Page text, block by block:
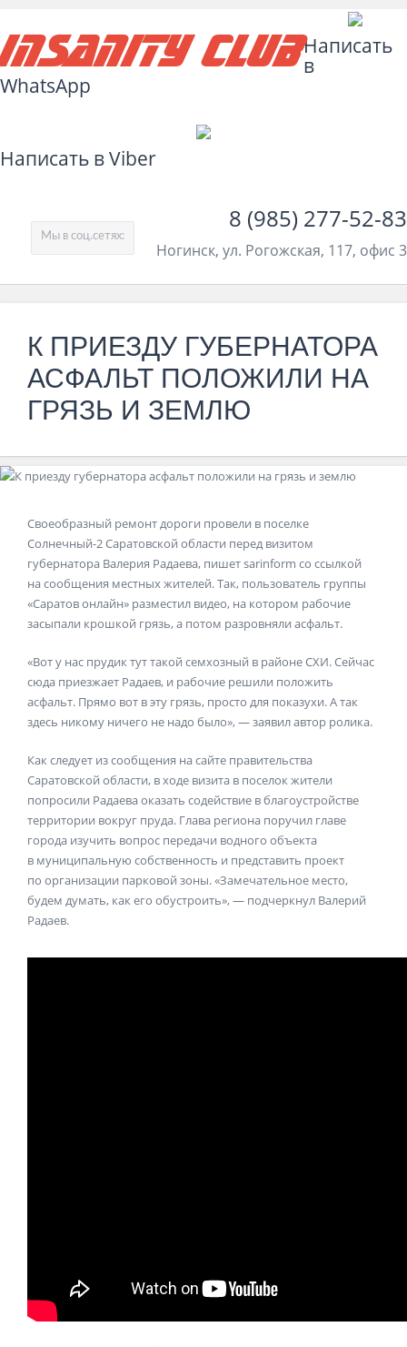
Insanity ClubНаписать
в
WhatsApp
Написать в Viber
8 (985) 277-52-83
Ногинск, ул. Рогожская, 117, офис 3
Мы в соц.сетях:
К ПРИЕЗДУ ГУБЕРНАТОРА
АСФАЛЬТ ПОЛОЖИЛИ НА
ГРЯЗЬ И ЗЕМЛЮ
Своеобразный ремонт дороги провели в поселке
Солнечный-2 Саратовской области перед визитом
губернатора Валерия Радаева, пишетsarinform со ссылкой
на сообщения местных жителей. Так, пользователь группы
«Саратов онлайн» разместил видео, на котором рабочие
засыпали крошкой грязь, а потом разровняли асфальт.
«Вот у нас прудик тут такой семхозный в районе СХИ. Сейчас
сюда приезжает Радаев, и рабочие решили положить
асфальт. Прямо вот в эту грязь, просто для показухи. А так
здесь никому ничего не надо было», — заявил автор ролика.
Как следует изсообщения на сайте правительства
Саратовской области, в ходе визита в поселок жители
попросили Радаева оказать содействие в благоустройстве
территории вокруг пруда. Глава региона поручил главе
города изучить вопрос передачи водного объекта
в муниципальную собственность и представить проект
по организации парковой зоны. «Замечательное место,
будем думать, как его обустроить», — подчеркнул Валерий
Радаев.